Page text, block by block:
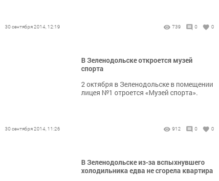
30 сентября 2014, 12:19 739 0 0
В Зеленодольске откроется музей
спорта
2 октября в Зеленодольске в помещении
лицея №1 отроется «Музей спорта».
30 сентября 2014, 11:26 912 0 0
В Зеленодольске из-за вспыхнувшего
холодильника едва не сгорела квартира